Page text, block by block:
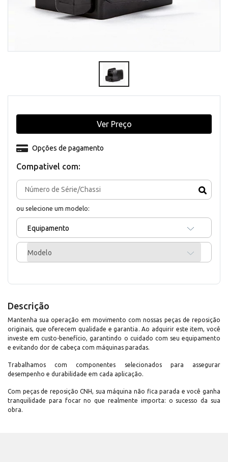
Compativel com:
ou selecione um modelo:
Equipamento
Modelo
Opções de pagamento
Ver Preço
Descrição
Mantenha sua operação em movimento com nossas peças de reposição
originais, que oferecem qualidade e garantia. Ao adquirir este item, você
investe em custo-benefício, garantindo o cuidado com seu equipamento
e evitando dor de cabeça com máquinas paradas.
Trabalhamos com componentes selecionados para assegurar
desempenho e durabilidade em cada aplicação.
Com peças de reposição CNH, sua máquina não fica parada e você ganha
tranquilidade para focar no que realmente importa: o sucesso da sua
obra.